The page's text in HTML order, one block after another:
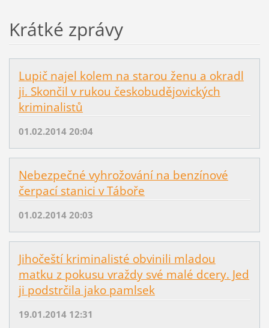
Krátké zprávy
Lupič najel kolem na starou ženu a okradl
ji. Skončil v rukou českobudějovických
kriminalistů
01.02.2014 20:04
Nebezpečné vyhrožování na benzínové
čerpací stanici v Táboře
01.02.2014 20:03
Jihočeští kriminalisté obvinili mladou
matku z pokusu vraždy své malé dcery. Jed
ji podstrčila jako pamlsek
19.01.2014 12:31